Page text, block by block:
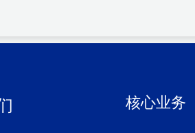
核心业务